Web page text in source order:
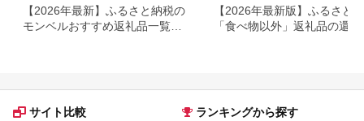
【2026年最新】ふるさと納税の
モンベルおすすめ返礼品一覧｜
【2026年最新版】ふるさと
「食べ物以外」返礼品の還
サイト比較 ランキングから探す